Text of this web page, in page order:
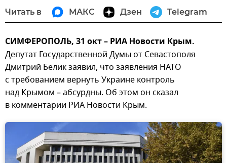
Читать в МАКС Дзен Telegram
СИМФЕРОПОЛЬ, 31 окт – РИА Новости Крым.
Депутат Государственной Думы от Севастополя
Дмитрий Белик заявил, что заявления НАТО
с требованием вернуть Украине контроль
над Крымом – абсурдны. Об этом он сказал
в комментарии РИА Новости Крым.